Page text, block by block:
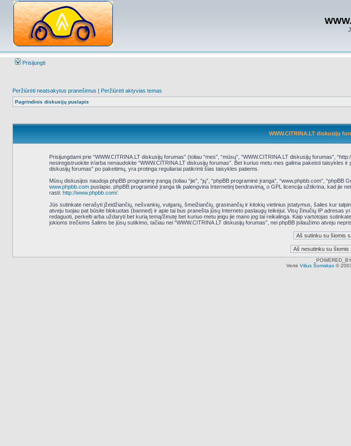
Prisijungti
Peržiūrėti neatsakytus pranešimus | Peržiūrėti aktyvias temas
Pagrindinis diskusijų puslapis
WWW.CITRINA.LT diskusijų
Prisijungdami prie “WWW.CITRINA.LT diskusijų forumas” (toliau “mes”, “mūsų”, “WWW.CITRINA.LT diskusijų forumas”,
nesiregistruokite ir/arba nenaudokite “WWW.CITRINA.LT diskusijų forumas”. Bet kuriuo metu mes galima pakeisti taisykles
diskusijų forumas” po pakeitimų, yra protinga reguliariai patikrinti šias taisykles patiems.
Mūsų diskusijos naudoja phpBB programinę įrangą (toliau “jie”, “jų”, “phpBB programinė įranga”, “www.phpbb.com”, “phpBB
www.phpbb.compuslapio. phpBB programinė įranga tik palengvina Internetinį bendravimą, o GPL licencija užtikrina, kad jie
rasti: http://www.phpbb.com/.
Jūs sutinkate nerašyti įžeidžiančių, nešvankių, vulgarių, šmeižiančių, grasinančių ir kitokių vietinius įstatymus, šalies kur
atveju tuojau pat būsite blokuotas (banned) ir apie tai bus pranešta jūsų Interneto paslaugų teikėjui. Visų žinučių IP adresas
redaguoti, perkelti arba uždaryti bet kurią temą/žinutę bet kuriuo metu jeigu jie mano jog tai reikalinga. Kaip vartotojas
jokioms trečioms šalims be jūsų sutikimo, tačiau nei “WWW.CITRINA.LT diskusijų forumas”, nei phpBB įsilaužimo atveju
Vertė Vilius Šumskas©